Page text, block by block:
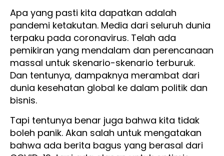
Apa yang pasti kita dapatkan adalah
pandemi ketakutan. Media dari seluruh dunia
terpaku pada coronavirus. Telah ada
pemikiran yang mendalam dan perencanaan
massal untuk skenario-skenario terburuk.
Dan tentunya, dampaknya merambat dari
dunia kesehatan global ke dalam politik dan
bisnis.
Tapi tentunya benar juga bahwa kita tidak
boleh panik. Akan salah untuk mengatakan
bahwa ada berita bagus yang berasal dari